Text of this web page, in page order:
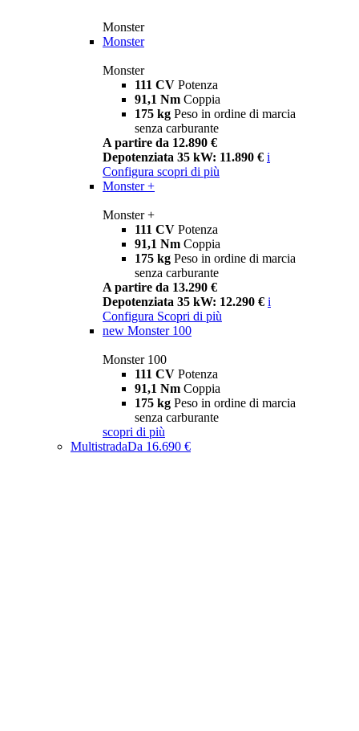
Monster
Monster
Monster
111 CV Potenza
91,1 Nm Coppia
175 kg Peso in ordine di marcia
senza carburante
A partire da 12.890 €
Depotenziata 35 kW: 11.890 € i
Configura scopri di più
Monster +
Monster +
111 CV Potenza
91,1 Nm Coppia
175 kg Peso in ordine di marcia
senza carburante
A partire da 13.290 €
Depotenziata 35 kW: 12.290 € i
Configura Scopri di più
new Monster 100
Monster 100
111 CV Potenza
91,1 Nm Coppia
175 kg Peso in ordine di marcia
senza carburante
scopri di più
MultistradaDa 16.690 €